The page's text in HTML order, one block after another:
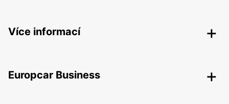
Více informací
Europcar Business